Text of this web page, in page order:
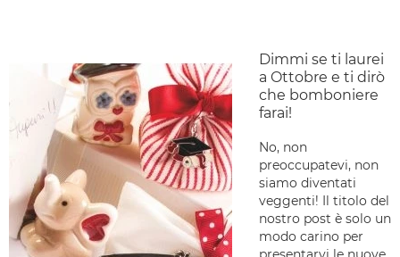
Dimmi se ti laurei
a Ottobre e ti dirò
che bomboniere
farai!
No, non
preoccupatevi, non
siamo diventati
veggenti! Il titolo del
nostro post è solo un
modo carino per